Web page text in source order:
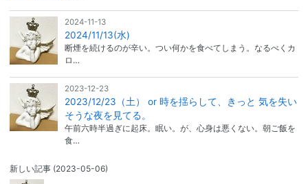
2024-11-13
2024/11/13(水)
断煙を続けるのが辛い。つい何かを食べてしまう。なるべくカ
ロ…
2023-12-23
2023/12/23（土） or 時を揺らして、きっと 気を失い
そうな夜を見てる。
午前六時半過ぎに起床。眠い。が、心身は悪くない。朝ご飯を
食…
新しい記事 (2023-05-06)